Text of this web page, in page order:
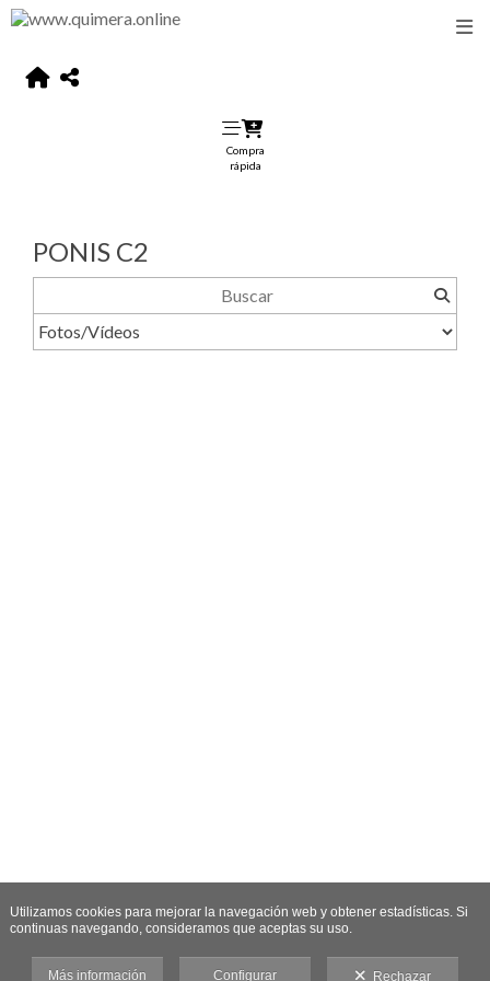
Compra
rápida
PONIS C2
Utilizamos cookies para mejorar la navegación web y obtener estadísticas. Si
continuas navegando, consideramos que aceptas su uso.
Más información Configurar Rechazar